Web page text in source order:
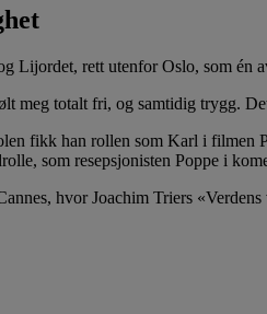
Lijordet, rett utenfor Oslo, som én
meg totalt fri, og samtidig trygg.
fikk han rollen som Karl i filmen
som resepsjonisten Poppe i
hvor Joachim Triers